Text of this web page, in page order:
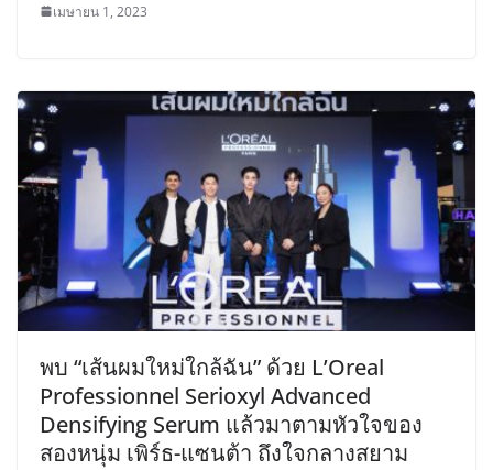
เมษายน 1, 2023
พบ “เส้นผมใหม่ใกล้ฉัน” ด้วย L’Oreal
Professionnel Serioxyl Advanced
Densifying Serum แล้วมาตามหัวใจของ
สองหนุ่ม เพิร์ธ-แซนต้า ถึงใจกลางสยาม